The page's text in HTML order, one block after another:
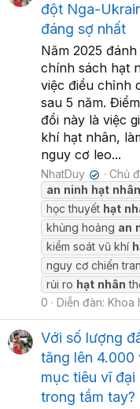
đột Nga-
đáng sợ nhất
Năm 2025
chính sách hạt
việc điều chỉnh
sau 5 năm.
đổi này là việc
khí hạt nhân,
nguy cơ leo...
NhatDuy ✔ Chủ
an ninh hạt nhân
học thuyết hạt
khủng hoảng an
kiểm soát vũ khí
nguy cơ chiến
rủi ro hạt nhân
0
Diễn đàn: Khoa
Với số lượng
tăng lên 4.000
mục tiêu vĩ đại
trong tầm tay?